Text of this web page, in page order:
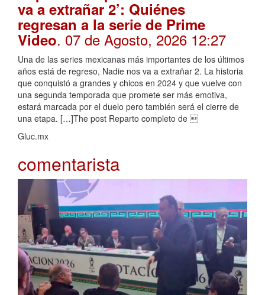
va a extrañar 2’: Quiénes
regresan a la serie de Prime
Video. 07 de Agosto, 2026 12:27
Una de las series mexicanas más importantes de los últimos
años está de regreso, Nadie nos va a extrañar 2. La historia
que conquistó a grandes y chicos en 2024 y que vuelve con
una segunda temporada que promete ser más emotiva,
estará marcada por el duelo pero también será el cierre de
una etapa. […]The post Reparto completo de 
Gluc.mx
comentarista